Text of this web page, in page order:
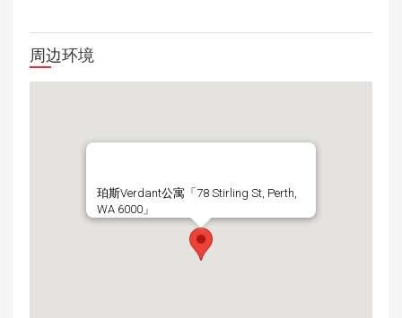
周边环境
珀斯Verdant公寓「78 Stirling St, Perth,
WA 6000」